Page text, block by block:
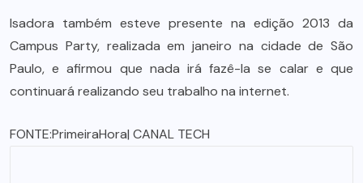
Isadora também esteve presente na edição 2013 da
Campus Party, realizada em janeiro na cidade de São
Paulo, e afirmou que nada irá fazê-la se calar e que
continuará realizando seu trabalho na internet.
FONTE:PrimeiraHora| CANAL TECH